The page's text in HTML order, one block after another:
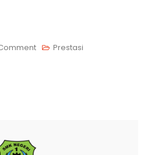
Prestasi